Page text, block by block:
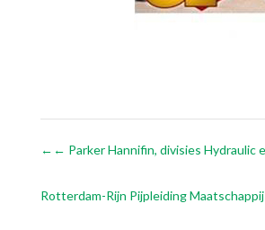
← Parker Hannifin, divisies Hydraulic
Rotterdam-Rijn Pijpleiding Maatschappij